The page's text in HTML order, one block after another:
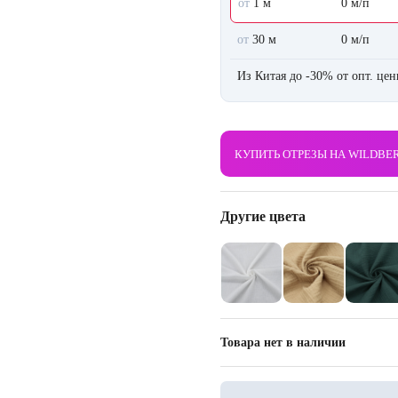
от 1 м 0 м/п
от 30 м 0 м/п
Из Китая до -30% от опт.
КУПИТЬ ОТРЕЗЫ НА
Другие цвета
Товара нет в наличии